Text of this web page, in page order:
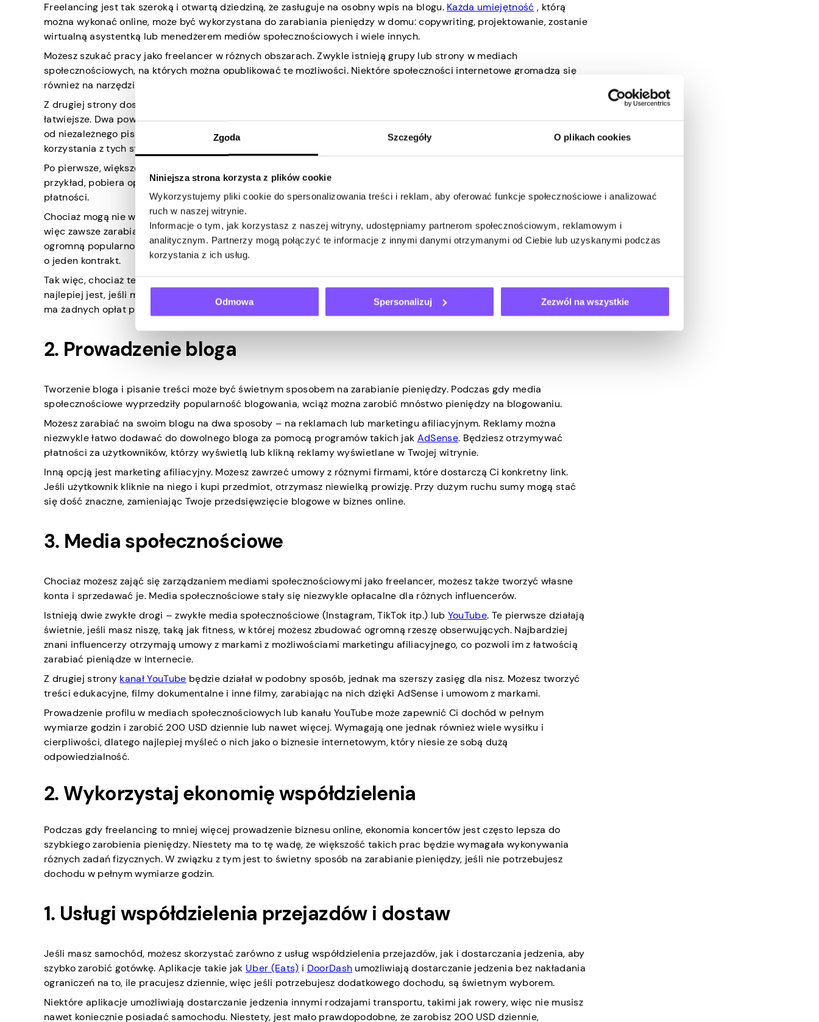
Zgoda Szczegóły O plikach cookies
Niniejsza strona korzysta z plików cookie
Wykorzystujemy pliki cookie do spersonalizowania treści i reklam, aby oferować funkcje społecznościowe i analizować
ruch w naszej witrynie.
Informacje o tym, jak korzystasz z naszej witryny, udostępniamy partnerom społecznościowym, reklamowym i
analitycznym. Partnerzy mogą połączyć te informacje z innymi danymi otrzymanymi od Ciebie lub uzyskanymi podczas
korzystania z ich usług.
Odmowa Spersonalizuj Zezwól na wszystkie
Freelancing jest tak szeroką i otwartą dziedziną, że zasługuje na osobny wpis na blogu. Każda umiejętność , którą
można wykonać online, może być wykorzystana do zarabiania pieniędzy w domu: copywriting, projektowanie, zostanie
wirtualną asystentką lub menedżerem mediów społecznościowych i wiele innych.
Możesz szukać pracy jako freelancer w różnych obszarach. Zwykle istnieją grupy lub strony w mediach
społecznościowych, na których można opublikować te możliwości. Niektóre społeczności internetowe gromadzą się
również na narzędziach komunikacyjnych, takich jak Slack.
Z drugiej strony dostępnych jest wiele stron internetowych dla freelancerów, w których znalezienie pracy jest o wiele
łatwiejsze. Dwa powszechnie używane źródła to
od niezależnego pisania po zarządzanie mediami społecznościowymi, istnieje kilka zastrzeżeń dotyczących
korzystania z tych stron internetowych.
Po pierwsze, większość z tych witryn pobiera przyzwoitą część pieniędzy zarobionych na platformie. Upwork, na
przykład, pobiera opłatę za ustanowienie umowy (zryczałtowane 4,95 USD) i 10% prowizji za wszelkie dokonane
płatności.
Chociaż mogą nie wydawać się ogromne, weź pod uwagę, że zmniejszają one Twoje zyski przed opodatkowaniem. Tak
więc zawsze zarabiasz znacznie mniej, niż mogłoby się wydawać na początku. Dodatkowo strony te cieszą się
ogromną popularnością, więc konkurencja jest duża. Niezależny pisarz może konkurować z dziesiątkami innych osób
o jeden kontrakt.
Tak więc, chociaż te strony internetowe są świetne jako pierwszy krok w zarabianiu pieniędzy w Internecie, często
najlepiej jest, jeśli możesz zawrzeć kilka umów poza nimi. Nawet jeśli wynagrodzenie jest dokładnie takie samo, nie
ma żadnych opłat prowizyjnych do zapłacenia.
2. Prowadzenie bloga
Tworzenie bloga i pisanie treści może być świetnym sposobem na zarabianie pieniędzy. Podczas gdy media
społecznościowe wyprzedziły popularność blogowania, wciąż można zarobić mnóstwo pieniędzy na blogowaniu.
Możesz zarabiać na swoim blogu na dwa sposoby – na reklamach lub marketingu afiliacyjnym. Reklamy można
niezwykle łatwo dodawać do dowolnego bloga za pomocą programów takich jak AdSense. Będziesz otrzymywać
płatności za użytkowników, którzy wyświetlą lub klikną reklamy wyświetlane w Twojej witrynie.
Inną opcją jest marketing afiliacyjny. Możesz zawrzeć umowy z różnymi firmami, które dostarczą Ci konkretny link.
Jeśli użytkownik kliknie na niego i kupi przedmiot, otrzymasz niewielką prowizję. Przy dużym ruchu sumy mogą stać
się dość znaczne, zamieniając Twoje przedsięwzięcie blogowe w biznes online.
3. Media społecznościowe
Chociaż możesz zająć się zarządzaniem mediami społecznościowymi jako freelancer, możesz także tworzyć własne
konta i sprzedawać je. Media społecznościowe stały się niezwykle opłacalne dla różnych influencerów.
Istnieją dwie zwykłe drogi – zwykłe media społecznościowe (Instagram, TikTok itp.) lub YouTube. Te pierwsze działają
świetnie, jeśli masz niszę, taką jak fitness, w której możesz zbudować ogromną rzeszę obserwujących. Najbardziej
znani influencerzy otrzymają umowy z markami z możliwościami marketingu afiliacyjnego, co pozwoli im z łatwością
zarabiać pieniądze w Internecie.
Z drugiej strony kanał YouTube będzie działał w podobny sposób, jednak ma szerszy zasięg dla nisz. Możesz tworzyć
treści edukacyjne, filmy dokumentalne i inne filmy, zarabiając na nich dzięki AdSense i umowom z markami.
Prowadzenie profilu w mediach społecznościowych lub kanału YouTube może zapewnić Ci dochód w pełnym
wymiarze godzin i zarobić 200 USD dziennie lub nawet więcej. Wymagają one jednak również wiele wysiłku i
cierpliwości, dlatego najlepiej myśleć o nich jako o biznesie internetowym, który niesie ze sobą dużą
odpowiedzialność.
2. Wykorzystaj ekonomię współdzielenia
Podczas gdy freelancing to mniej więcej prowadzenie biznesu online, ekonomia koncertów jest często lepsza do
szybkiego zarobienia pieniędzy. Niestety ma to tę wadę, że większość takich prac będzie wymagała wykonywania
różnych zadań fizycznych. W związku z tym jest to świetny sposób na zarabianie pieniędzy, jeśli nie potrzebujesz
dochodu w pełnym wymiarze godzin.
1. Usługi współdzielenia przejazdów i dostaw
Jeśli masz samochód, możesz skorzystać zarówno z usług współdzielenia przejazdów, jak i dostarczania jedzenia, aby
szybko zarobić gotówkę. Aplikacje takie jak Uber (Eats) i DoorDash umożliwiają dostarczanie jedzenia bez nakładania
ograniczeń na to, ile pracujesz dziennie, więc jeśli potrzebujesz dodatkowego dochodu, są świetnym wyborem.
Niektóre aplikacje umożliwiają dostarczanie jedzenia innymi rodzajami transportu, takimi jak rowery, więc nie musisz
nawet koniecznie posiadać samochodu. Niestety, jest mało prawdopodobne, że zarobisz 200 USD dziennie,